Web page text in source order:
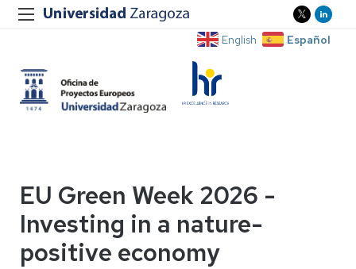
English Español
EU Green Week 2026 -
Investing in a nature-
positive economy